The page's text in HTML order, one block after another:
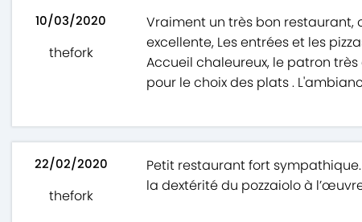
10/03/2020
thefork
Vraiment un très bon restaurant,
excellente, Les entrées et les
Accueil chaleureux, le patron
pour le choix des plats .
22/02/2020
thefork
Petit restaurant fort
la dextérité du pozzaiolo à